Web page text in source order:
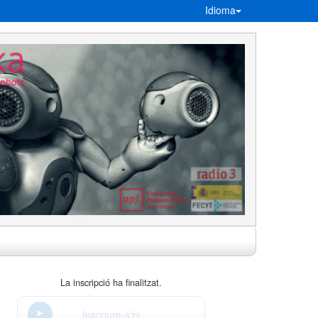
Idioma
La inscripció ha finalitzat.
Inscriure-s'hi